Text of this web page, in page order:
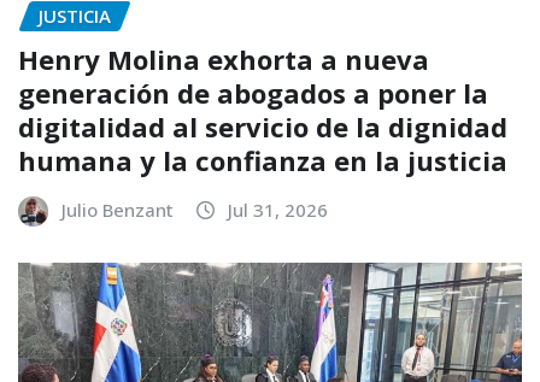
JUSTICIA
Henry Molina exhorta a nueva
generación de abogados a poner la
digitalidad al servicio de la dignidad
humana y la confianza en la justicia
Julio Benzant Jul 31, 2026